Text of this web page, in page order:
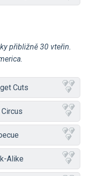
přibližně 30 vteřin.
Cuts
Alike